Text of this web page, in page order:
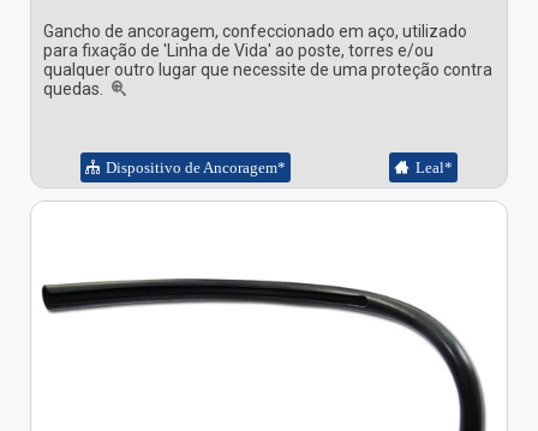
Gancho de ancoragem, confeccionado em aço, utilizado
para fixação de 'Linha de Vida' ao poste, torres e/ou
qualquer outro lugar que necessite de uma proteção contra
quedas.
Dispositivo de Ancoragem* Leal*